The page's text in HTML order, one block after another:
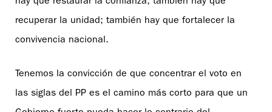
recuperar la unidad; también hay que fortalecer la
convivencia nacional.
Tenemos la convicción de que concentrar el voto en
las siglas del PP es el camino más corto para que un